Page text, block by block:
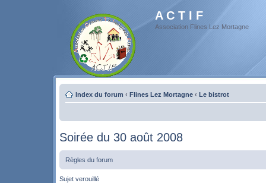
A C T I F
Association Flines Lez Mortagne
Index du forum ‹ Flines Lez Mortagne ‹ Le bistrot
Soirée du 30 août 2008
Règles du forum
Sujet verouillé